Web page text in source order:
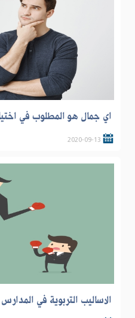
اي جمال هو المطلوب في
2020-09-13
الاساليب التربوية في